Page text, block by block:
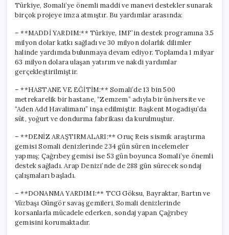
Türkiye, Somali’ye önemli maddi ve manevi destekler sunarak
birçok projeye imza atmıştır. Bu yardımlar arasında:
– **MADDİ YARDIM:** Türkiye, IMF’in destek programına 3.5
milyon dolar katkı sağladı ve 30 milyon dolarlık dilimler
halinde yardımda bulunmaya devam ediyor. Toplamda 1 milyar
63 milyon dolara ulaşan yatırım ve nakdi yardımlar
gerçekleştirilmiştir.
– **HASTANE VE EĞİTİM:** Somali’de 13 bin 500
metrekarelik bir hastane, “Zemzem” adıyla bir üniversite ve
“Aden Add Havalimanı” inşa edilmiştir. Başkent Mogadişu’da
süt, yoğurt ve dondurma fabrikası da kurulmuştur.
– **DENİZ ARAŞTIRMALARI:** Oruç Reis sismik araştırma
gemisi Somali denizlerinde 234 gün süren incelemeler
yapmış; Çağrıbey gemisi ise 53 gün boyunca Somali’ye önemli
destek sağladı. Arap Denizi’nde de 288 gün sürecek sondaj
çalışmaları başladı.
– **DONANMA YARDIMI:** TCG Göksu, Bayraktar, Bartın ve
Yüzbaşı Güngör savaş gemileri, Somali denizlerinde
korsanlarla mücadele ederken, sondaj yapan Çağrıbey
gemisini korumaktadır.